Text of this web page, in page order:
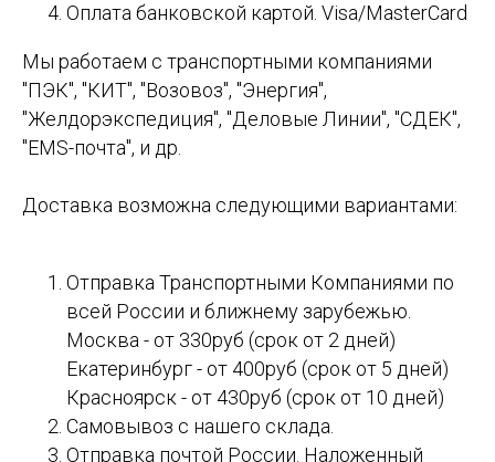
Оплата банковской картой. Visa/MasterCard
Мы работаем с транспортными компаниями
"ПЭК", "КИТ", "Возовоз", "Энергия",
"Желдорэкспедиция", "Деловые Линии", "СДЕК",
"EMS-почта", и др.
Доставка возможна следующими вариантами:
Отправка Транспортными Компаниями по
всей России и ближнему зарубежью.
Москва - от 330руб (срок от 2 дней)
Екатеринбург - от 400руб (срок от 5 дней)
Красноярск - от 430руб (срок от 10 дней)
Самовывоз с нашего склада.
Отправка почтой России. Наложенный